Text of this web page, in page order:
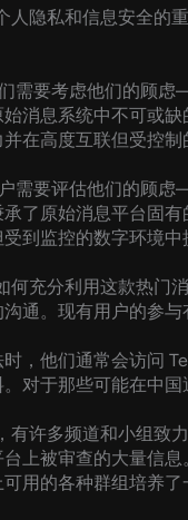
人隐私和信息安全的
需要考虑他们的顾
消息系统中不可或
在高度互联但受控制
需要评估他们的顾
了原始消息平台固
到监控的数字环境中
何充分利用这款热门
通。现有用户的参
，他们通常会访问
对于那些可能在中
有许多频道和小组致
上被审查的大量信
用的各种群组培养